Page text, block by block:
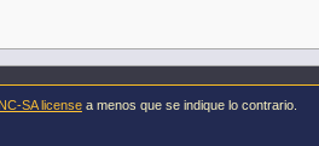
SA licensea menos que se indique lo contrario.